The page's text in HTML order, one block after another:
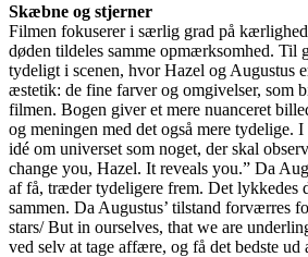
Skæbne og stjerner
Filmen fokuserer i særlig grad på
døden tildeles samme opmærksomhed.
tydeligt i scenen, hvor Hazel og Augustus
æstetik: de fine farver og omgivelser, som
filmen. Bogen giver et mere nuanceret
og meningen med det også mere
idé om universet som noget, der skal
change you, Hazel. It reveals you.” Da
af få, træder tydeligere frem. Det lykkedes
sammen. Da Augustus’ tilstand forværres
stars/ But in ourselves, that we are
ved selv at tage affære, og få det bedste ud